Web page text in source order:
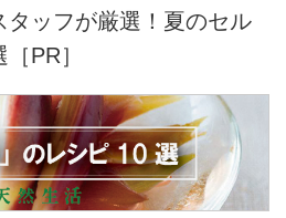
タッフが厳選！夏のセル
PR］